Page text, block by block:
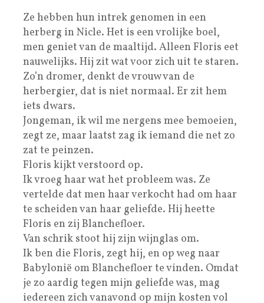
Ze hebben hun intrek genomen in een
herberg in Nicle. Het is een vrolijke boel,
men geniet van de maaltijd. Alleen Floris eet
nauwelijks. Hij zit wat voor zich uit te staren.
Zo’n dromer, denkt de vrouw van de
herbergier, dat is niet normaal. Er zit hem
iets dwars.
Jongeman, ik wil me nergens mee bemoeien,
zegt ze, maar laatst zag ik iemand die net zo
zat te peinzen.
Floris kijkt verstoord op.
Ik vroeg haar wat het probleem was. Ze
vertelde dat men haar verkocht had om haar
te scheiden van haar geliefde. Hij heette
Floris en zij Blanchefloer.
Van schrik stoot hij zijn wijnglas om.
Ik ben die Floris, zegt hij, en op weg naar
Babylonië om Blanchefloer te vinden. Omdat
je zo aardig tegen mijn geliefde was, mag
iedereen zich vanavond op mijn kosten vol